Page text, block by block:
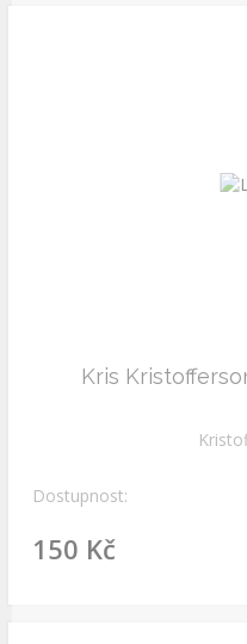
Kris
Dostupnost:
150 Kč